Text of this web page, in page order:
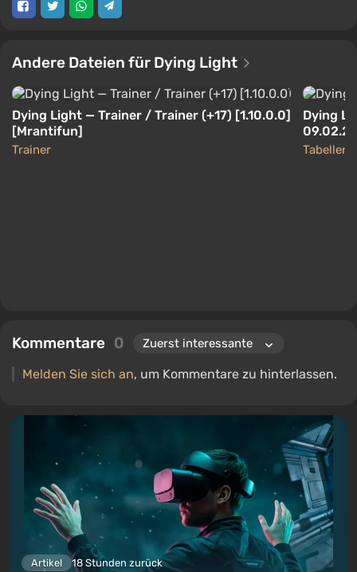
Andere Dateien für Dying Light
Dying Light — Trainer / Trainer (+17) [1.10.0.0]
[Mrantifun]
Trainer
Dying
Tabellen
Kommentare 0
Melden Sie sich an, um Kommentare zu hinterlassen.
Artikel 18 Stunden zurück